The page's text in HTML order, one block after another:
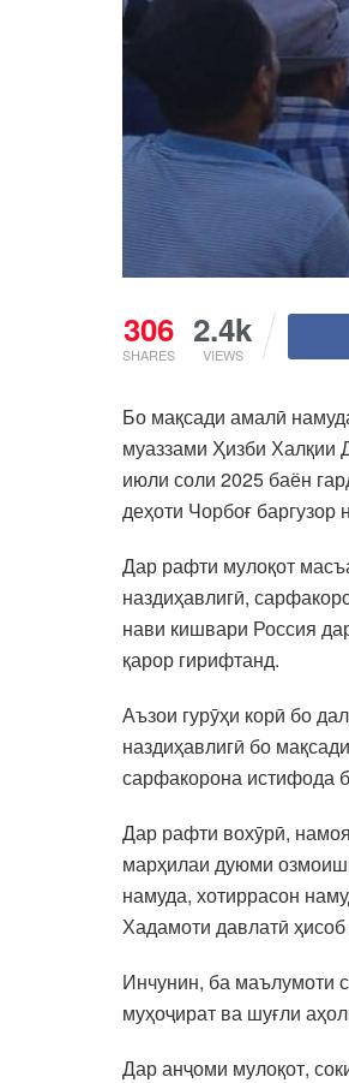
306
SHARES
2.4k
VIEWS
Бо мақсади амалӣ
муаззами Ҳизби Халқии
июли соли 2025 баён
деҳоти Чорбоғ баргузор
Дар рафти мулоқот
наздиҳавлигӣ,
нави кишвари Россия
қарор гирифтанд.
Аъзои гурӯҳи корӣ бо
наздиҳавлигӣ бо
сарфакорона истифода
Дар рафти вохӯрӣ,
марҳилаи дуюми
намуда, хотиррасон
Хадамоти давлатӣ
Инчунин, ба маълумоти
муҳоҷират ва шуғли
Дар анҷоми мулоқот,